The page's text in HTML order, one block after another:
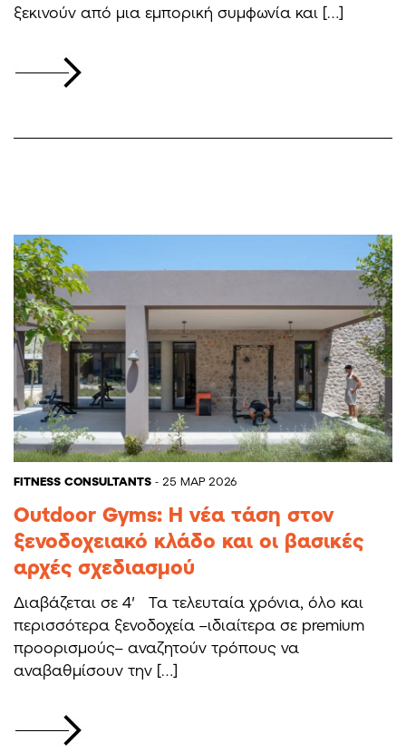
ξεκινούν από μια εμπορική συμφωνία και […]
FITNESS CONSULTANTS - 25 ΜΑΡ 2026
Outdoor Gyms: Η νέα τάση στον
ξενοδοχειακό κλάδο και οι βασικές
αρχές σχεδιασμού
Διαβάζεται σε 4′ Τα τελευταία χρόνια, όλο και
περισσότερα ξενοδοχεία –ιδιαίτερα σε premium
προορισμούς– αναζητούν τρόπους να
αναβαθμίσουν την […]